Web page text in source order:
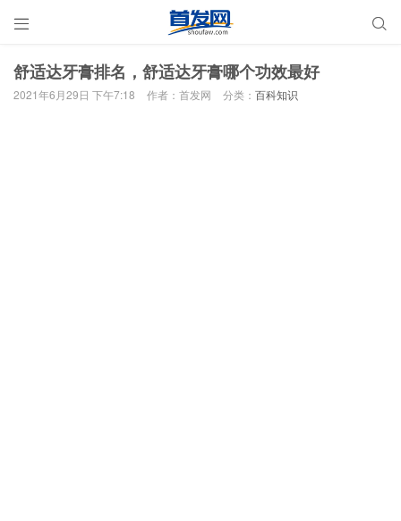
 
舒适达牙膏排名，舒适达牙膏哪个功效最好
2021年6月29日 下午7:18 作者：首发网 分类： 百科知识